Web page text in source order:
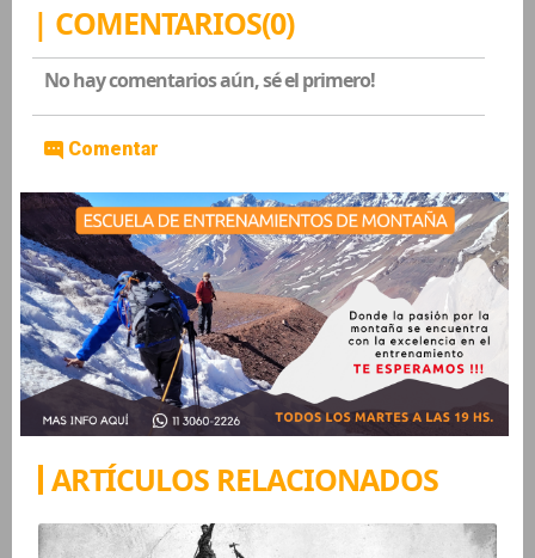
| COMENTARIOS(0)
No hay comentarios aún, sé el primero!
Comentar
ARTÍCULOS RELACIONADOS